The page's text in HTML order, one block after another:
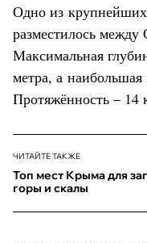
Одно из
разместилось
Максимальная
метра, а
Протяжённость – 14
ЧИТАЙТЕ ТАКЖЕ
Топ мест Крыма для
горы и скалы